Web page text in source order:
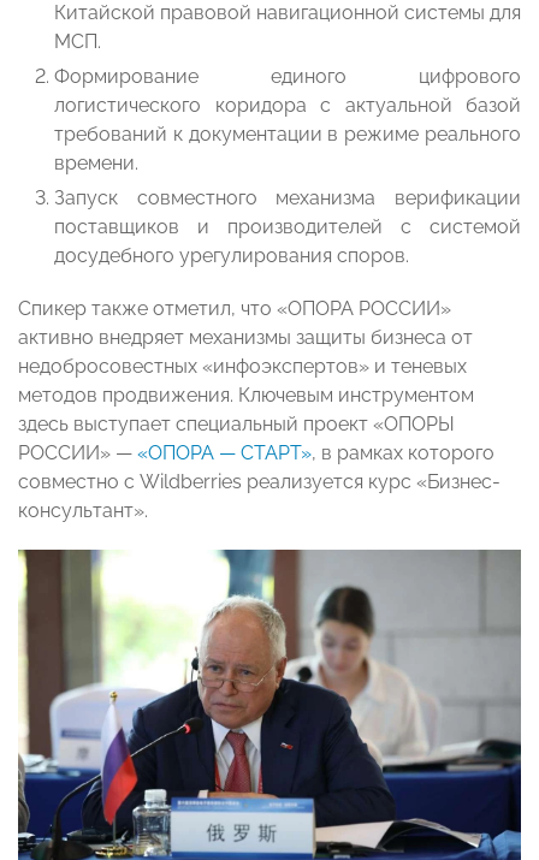
Китайской правовой навигационной системы для
МСП.
Формирование единого цифрового
логистического коридора с актуальной базой
требований к документации в режиме реального
времени.
Запуск совместного механизма верификации
поставщиков и производителей с системой
досудебного урегулирования споров.
Спикер также отметил, что «ОПОРА РОССИИ»
активно внедряет механизмы защиты бизнеса от
недобросовестных «инфоэкспертов» и теневых
методов продвижения. Ключевым инструментом
здесь выступает специальный проект «ОПОРЫ
РОССИИ» — «ОПОРА — СТАРТ», в рамках которого
совместно с Wildberries реализуется курс «Бизнес-
консультант».